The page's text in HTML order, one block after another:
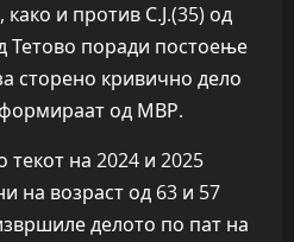
и против С.Ј.(35) од
Тетово поради постоење
сторено кривично дело
од МВР.
текот на 2024 и 2025
на возраст од 63 и 57
делото по пат на